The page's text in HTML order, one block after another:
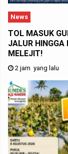
News
TOL MASUK
JALUR HINGGA
MELEJIT!
2 jam yang lalu